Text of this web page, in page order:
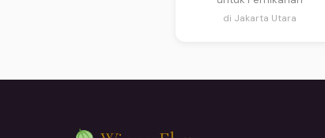
di Jakarta Utara